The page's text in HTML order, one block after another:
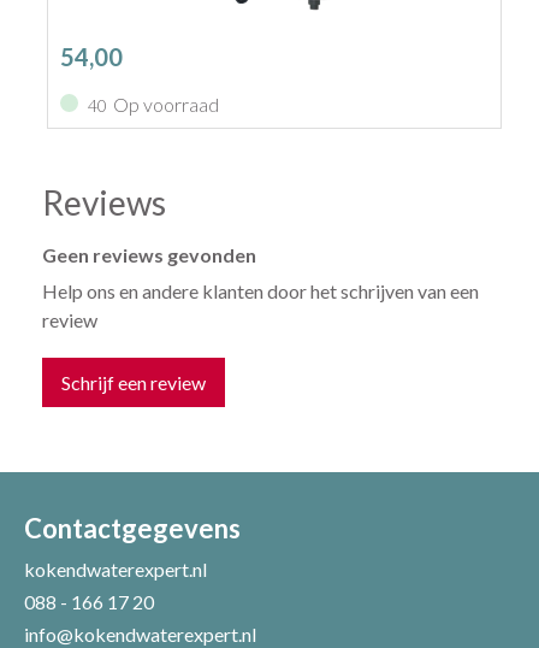
54,00
40 Op voorraad
Reviews
Geen reviews gevonden
Help ons en andere klanten door het schrijven van een
review
Schrijf een review
Uw naam *
Uw recensie *
Contactgegevens
kokendwaterexpert.nl
088 - 166 17 20
info@kokendwaterexpert.nl